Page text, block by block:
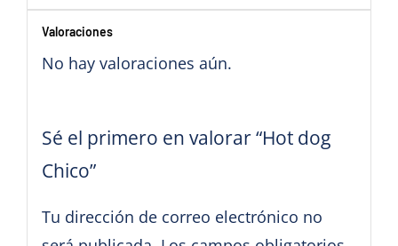
Valoraciones
No hay valoraciones aún.
Sé el primero en valorar “Hot dog
Chico”
Tu dirección de correo electrónico no